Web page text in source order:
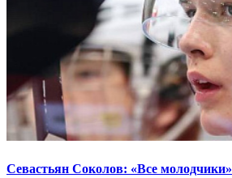
Севастьян Соколов: «Все молодчики»